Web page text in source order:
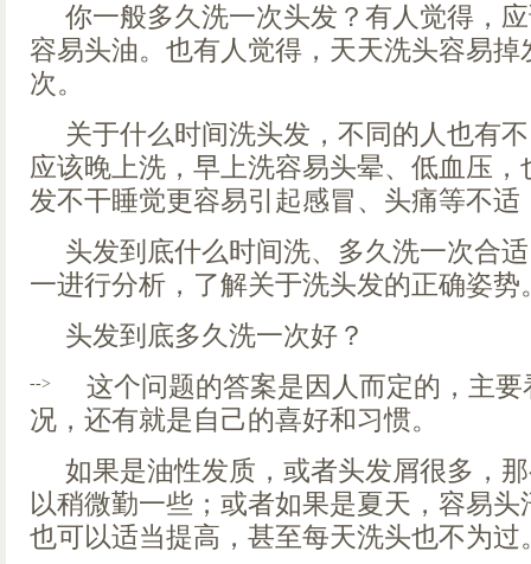
你一般多久洗一次头发？有人觉得，
容易头油。也有人觉得，天天洗头容易
次。
关于什么时间洗头发，不同的人也有
应该晚上洗，早上洗容易头晕、低血压
发不干睡觉更容易引起感冒、头痛等不
头发到底什么时间洗、多久洗一次合
一进行分析，了解关于洗头发的正确姿势
头发到底多久洗一次好？
-->
这个问题的答案是因人而定的，主
况，还有就是自己的喜好和习惯。
如果是油性发质，或者头发屑很多，
以稍微勤一些；或者如果是夏天，容易
也可以适当提高，甚至每天洗头也不为过